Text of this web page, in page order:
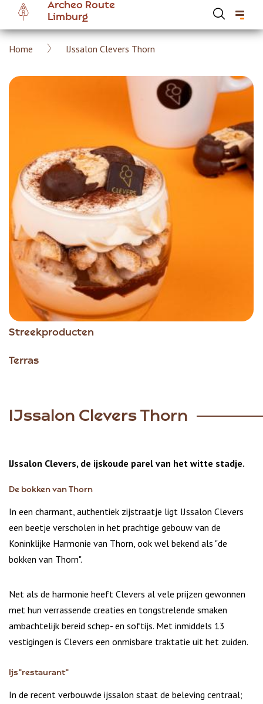
Overslaan
naar
gaan
Archeo Route
Limburg
Kruimelpad
Home IJssalon Clevers Thorn
Streekproducten
Terras
IJssalon Clevers Thorn
IJssalon Clevers, de ijskoude parel van het witte stadje.
De bokken van Thorn
In een charmant, authentiek zijstraatje ligt IJssalon Clevers
een beetje verscholen in het prachtige gebouw van de
Koninklijke Harmonie van Thorn, ook wel bekend als "de
bokken van Thorn".
Net als de harmonie heeft Clevers al vele prijzen gewonnen
met hun verrassende creaties en tongstrelende smaken
ambachtelijk bereid schep- en softijs. Met inmiddels 13
vestigingen is Clevers een onmisbare traktatie uit het zuiden.
Ijs"restaurant"
In de recent verbouwde ijssalon staat de beleving centraal;